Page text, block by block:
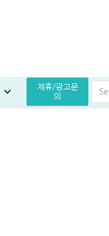
제휴/광고문
의